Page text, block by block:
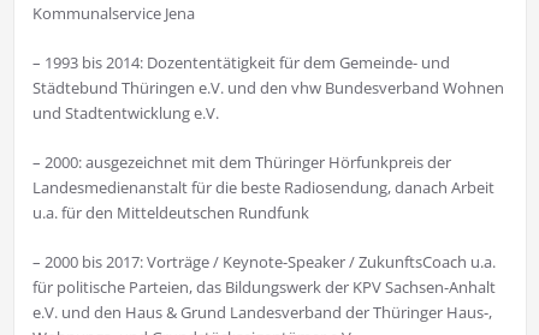
Kommunalservice Jena
– 1993 bis 2014: Dozententätigkeit für dem Gemeinde- und
Städtebund Thüringen e.V. und den vhw Bundesverband Wohnen
und Stadtentwicklung e.V.
– 2000: ausgezeichnet mit dem Thüringer Hörfunkpreis der
Landesmedienanstalt für die beste Radiosendung, danach Arbeit
u.a. für den Mitteldeutschen Rundfunk
– 2000 bis 2017: Vorträge / Keynote-Speaker / ZukunftsCoach u.a.
für politische Parteien, das Bildungswerk der KPV Sachsen-Anhalt
e.V. und den Haus & Grund Landesverband der Thüringer Haus-,